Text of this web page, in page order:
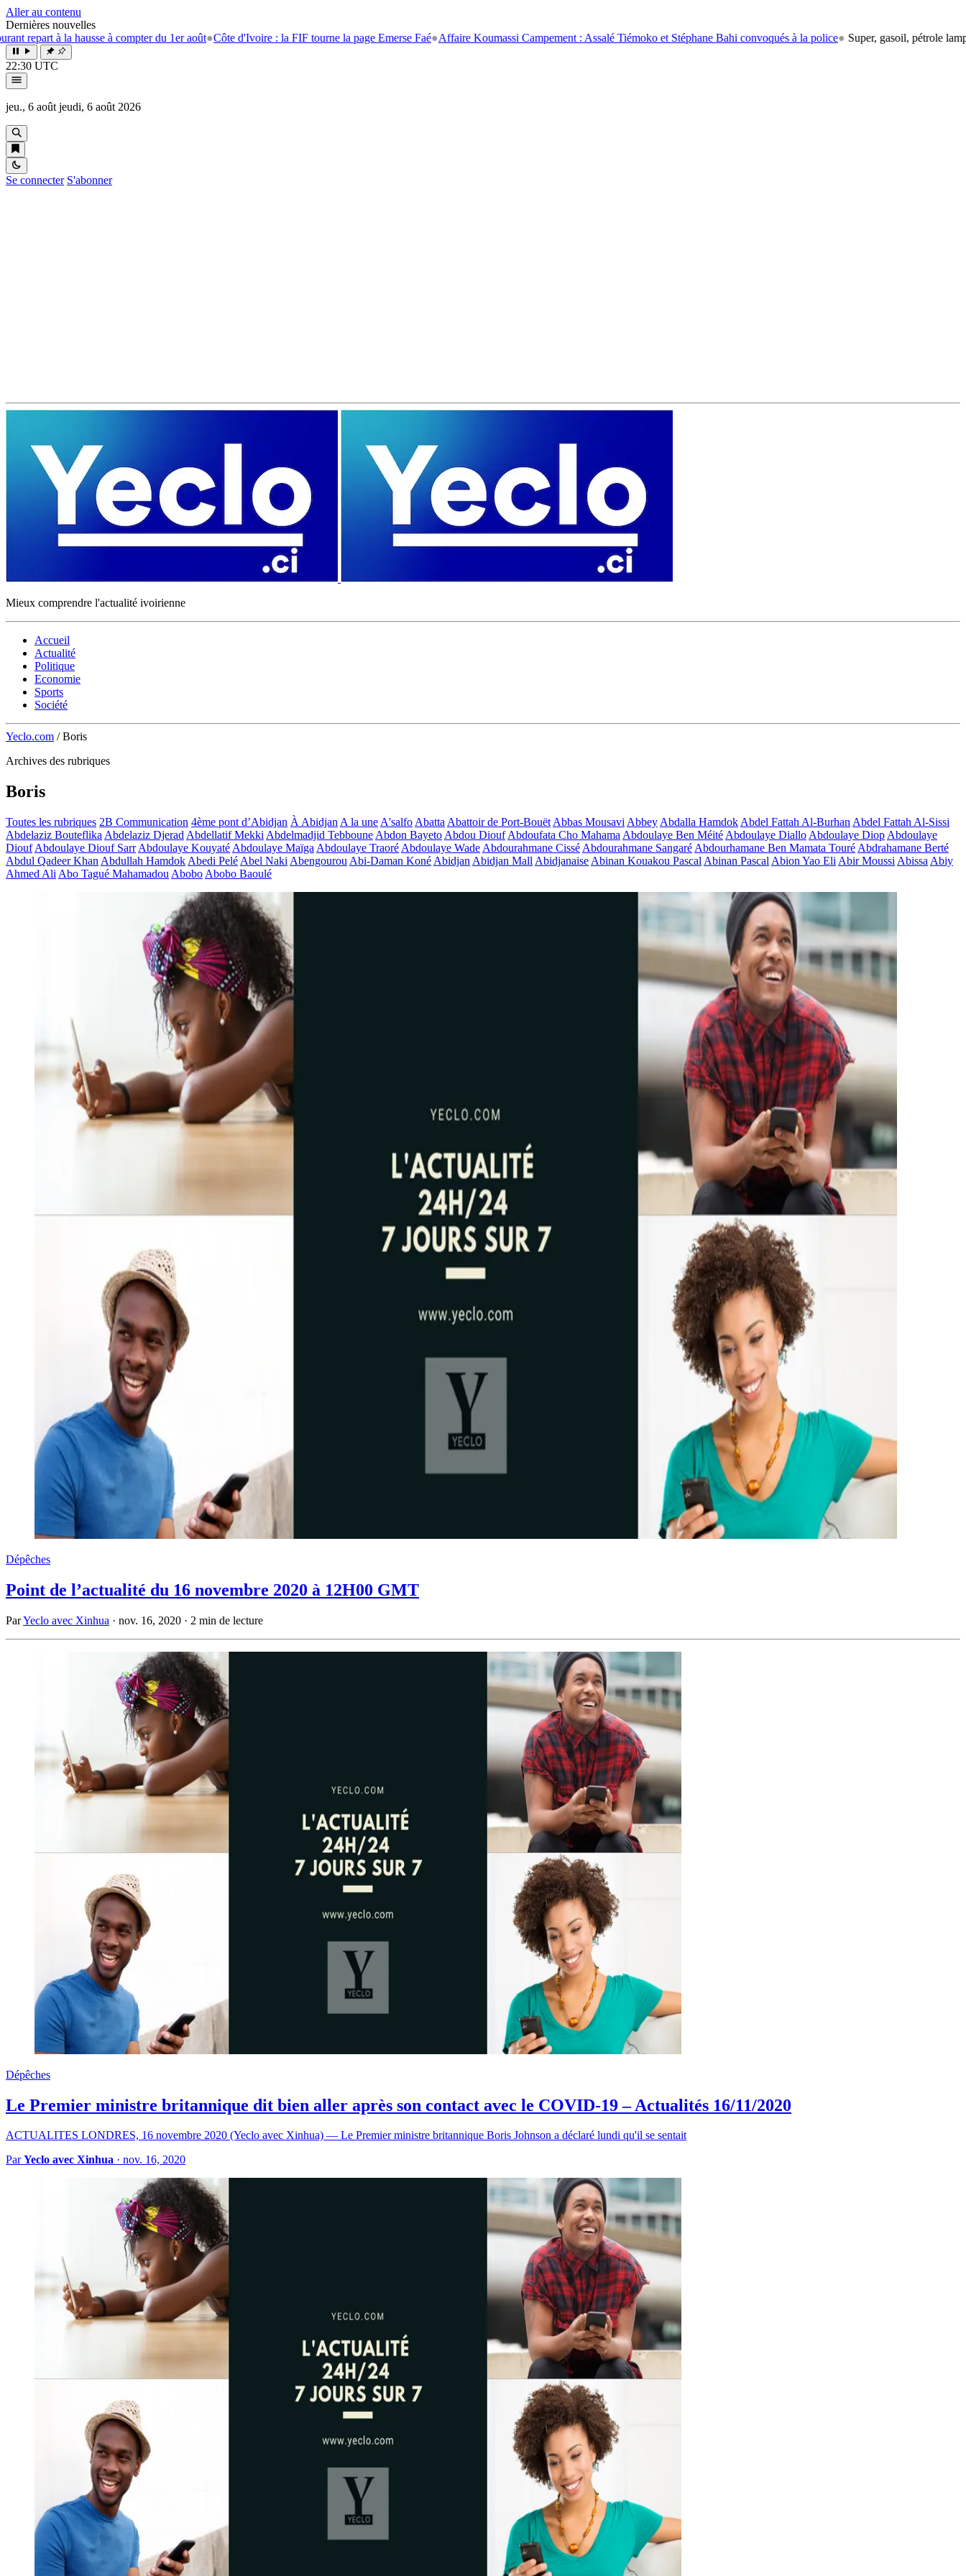
Aller au contenu
Dernières nouvelles
à la hausse à compter du 1er août ●Côte d'Ivoire : la FIF tourne la page Emerse Faé●Affaire Koumassi Campement : Assalé Tiémoko et Stéphane Bahi convoqués à la police● Super, gasoil, pétrole lampant: le
22:30 UTC
jeu., 6 août jeudi, 6 août 2026
Se connecter S'abonner
Mieux comprendre l'actualité ivoirienne
Accueil
Actualité
Politique
Economie
Sports
Société
Yeclo.com / Boris
Archives des rubriques
Boris
Toutes les rubriques 2B Communication 4ème pont d’Abidjan À Abidjan A la une A'salfo Abatta Abattoir de Port-Bouët Abbas Mousavi Abbey Abdalla Hamdok Abdel Fattah Al-Burhan Abdel Fattah Al-Sissi
Abdelaziz Bouteflika Abdelaziz Djerad Abdellatif Mekki Abdelmadjid Tebboune Abdon Bayeto Abdou Diouf Abdoufata Cho Mahama Abdoulaye Ben Méité Abdoulaye Diallo Abdoulaye Diop Abdoulaye
Diouf Abdoulaye Diouf Sarr Abdoulaye Kouyaté Abdoulaye Maïga Abdoulaye Traoré Abdoulaye Wade Abdourahmane Cissé Abdourahmane Sangaré Abdourhamane Ben Mamata Touré Abdrahamane Berté
Abdul Qadeer Khan Abdullah Hamdok Abedi Pelé Abel Naki Abengourou Abi-Daman Koné Abidjan Abidjan Mall Abidjanaise Abinan Kouakou Pascal Abinan Pascal Abion Yao Eli Abir Moussi Abissa Abiy
Ahmed Ali Abo Tagué Mahamadou Abobo Abobo Baoulé
Dépêches
Point de l’actualité du 16 novembre 2020 à 12H00 GMT
ParYeclo avec Xinhua · nov. 16, 2020 · 2 min de lecture
Dépêches
Le Premier ministre britannique dit bien aller après son contact avec le COVID-19 – Actualités 16/11/2020
ACTUALITES LONDRES, 16 novembre 2020 (Yeclo avec Xinhua) — Le Premier ministre britannique Boris Johnson a déclaré lundi qu'il se sentait
ParYeclo avec Xinhua · nov. 16, 2020